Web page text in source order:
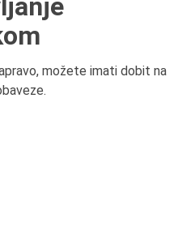
možete imati dobit na